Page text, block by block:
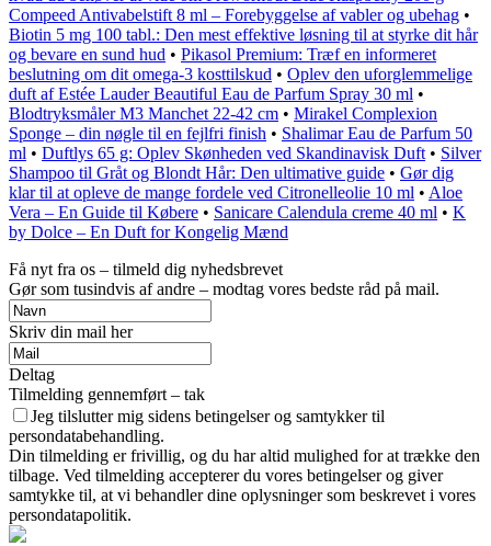
Compeed Antivabelstift 8 ml – Forebyggelse af vabler og ubehag •
Biotin 5 mg 100 tabl.: Den mest effektive løsning til at styrke dit hår
og bevare en sund hud • Pikasol Premium: Træf en informeret
beslutning om dit omega-3 kosttilskud • Oplev den uforglemmelige
duft af Estée Lauder Beautiful Eau de Parfum Spray 30 ml •
Blodtryksmåler M3 Manchet 22-42 cm • Mirakel Complexion
Sponge – din nøgle til en fejlfri finish • Shalimar Eau de Parfum 50
ml • Duftlys 65 g: Oplev Skønheden ved Skandinavisk Duft • Silver
Shampoo til Gråt og Blondt Hår: Den ultimative guide • Gør dig
klar til at opleve de mange fordele ved Citronelleolie 10 ml • Aloe
Vera – En Guide til Købere • Sanicare Calendula creme 40 ml • K
by Dolce – En Duft for Kongelig Mænd
Få nyt fra os – tilmeld dig nyhedsbrevet
Gør som tusindvis af andre – modtag vores bedste råd på mail.
Skriv din mail her
Deltag
Tilmelding gennemført – tak
Jeg tilslutter mig sidens betingelser og samtykker til
persondatabehandling.
Din tilmelding er frivillig, og du har altid mulighed for at trække den
tilbage. Ved tilmelding accepterer du vores betingelser og giver
samtykke til, at vi behandler dine oplysninger som beskrevet i vores
persondatapolitik.